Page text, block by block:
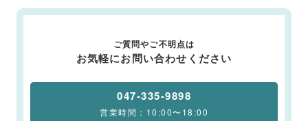
ご質問やご不明点は
お気軽にお問い合わせください
047-335-9898
営業時間：10:00〜18:00